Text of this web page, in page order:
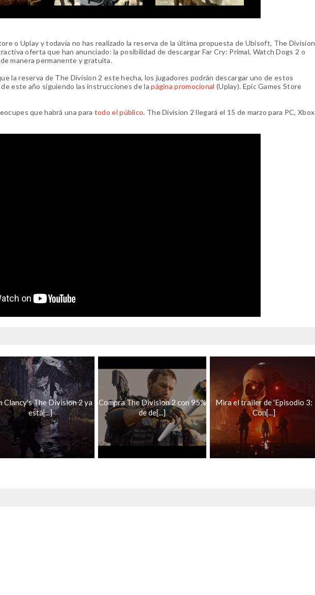
o Uplay y todavía no has realizado la reserva de la última propuesta de Ubisoft, The Division
oferta que han anunciado: la posibilidad de descargar Far Cry: Primal, Watch Dogs 2 o
manera permanente y gratuita.
la reserva de The Division 2 este hecha, los jugadores podrán descargar uno de estos
este año siguiendo las instrucciones de lapágina promocional (Uplay). Epic Games Store
que habrá una para todo el público. The Division 2 llegará el 15 de marzo para PC, Xbox
Clancy's The Division 2 ya
está[...]
Compra The Division 2 con 95%
de de[...]
Mira el trailer de 'Episodio 3:
Con[...]